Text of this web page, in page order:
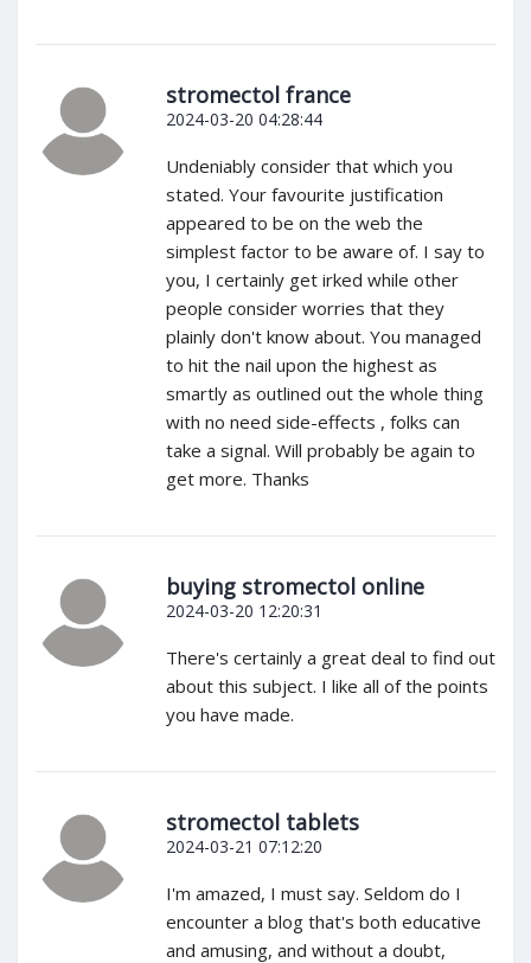
stromectol france
2024-03-20 04:28:44
Undeniably consider that which you
stated. Your favourite justification
appeared to be on the web the
simplest factor to be aware of. I say to
you, I certainly get irked while other
people consider worries that they
plainly don't know about. You managed
to hit the nail upon the highest as
smartly as outlined out the whole thing
with no need side-effects , folks can
take a signal. Will probably be again to
get more. Thanks
buying stromectol online
2024-03-20 12:20:31
There's certainly a great deal to find out
about this subject. I like all of the points
you have made.
stromectol tablets
2024-03-21 07:12:20
I'm amazed, I must say. Seldom do I
encounter a blog that's both educative
and amusing, and without a doubt,